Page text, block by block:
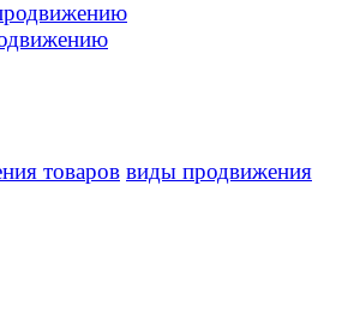
виды продвижения